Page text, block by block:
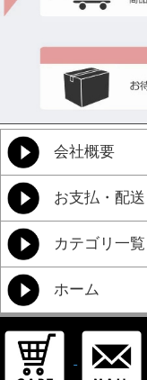
会社概要
お支払・配
カテゴリ一覧
ホーム